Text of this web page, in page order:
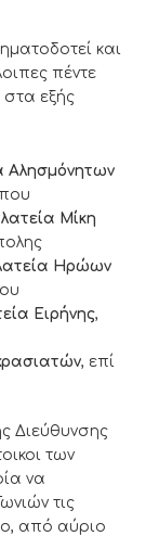
και
πέντε
στα εξής
Αλησμόνητων
Μίκη
Ηρώων
Ειρήνης,
, επί
Διεύθυνσης
των
να
τις
από αύριο